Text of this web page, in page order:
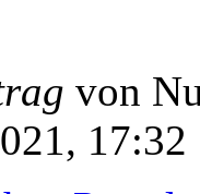
von
17:32